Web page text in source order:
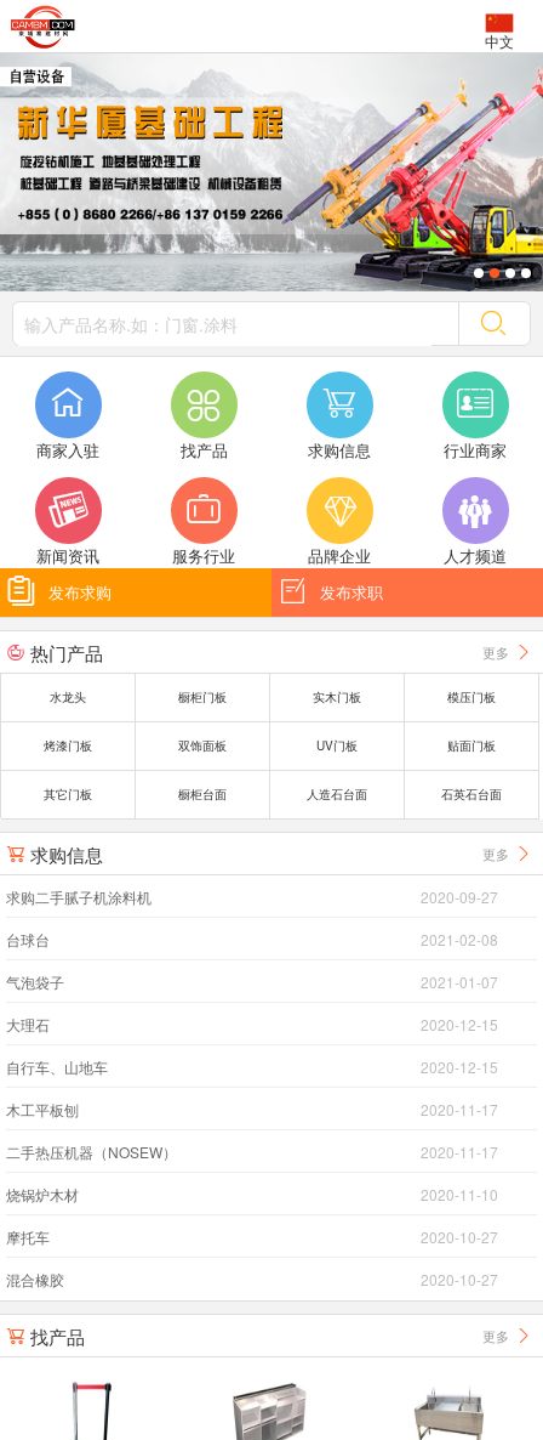
中文

商家入驻

找产品

求购信息

行业商家

新闻资讯

服务行业

品牌企业

人才频道
 发布求购  发布求职
 热门产品 更多 
水龙头 橱柜门板 实木门板 模压门板
烤漆门板 双饰面板 UV门板 贴面门板
其它门板 橱柜台面 人造石台面 石英石台面
 求购信息 更多 
求购二手腻子机涂料机 2020-09-27
台球台 2021-02-08
气泡袋子 2021-01-07
大理石 2020-12-15
自行车、山地车 2020-12-15
木工平板刨 2020-11-17
二手热压机器（NOSEW） 2020-11-17
烧锅炉木材 2020-11-10
摩托车 2020-10-27
混合橡胶 2020-10-27
 找产品 更多 